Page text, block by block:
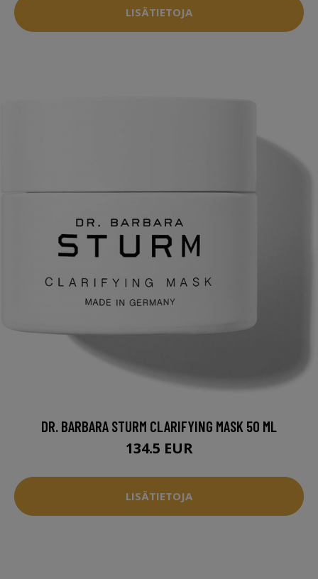
LISÄTIETOJA
DR. BARBARA STURM CLARIFYING MASK 50 ML
134.5 EUR
LISÄTIETOJA